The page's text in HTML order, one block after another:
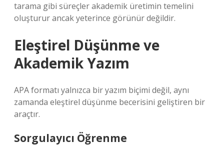
tarama gibi süreçler akademik üretimin temelini
oluşturur ancak yeterince görünür değildir.
Eleştirel Düşünme ve
Akademik Yazım
APA formatı yalnızca bir yazım biçimi değil, aynı
zamanda eleştirel düşünme becerisini geliştiren bir
araçtır.
Sorgulayıcı Öğrenme